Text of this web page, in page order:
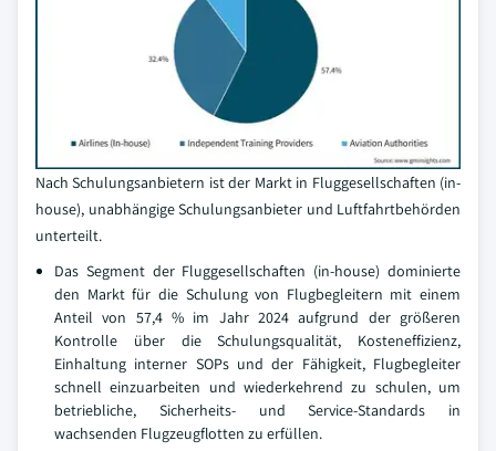
Nach Schulungsanbietern ist der Markt in Fluggesellschaften (in-
house), unabhängige Schulungsanbieter und Luftfahrtbehörden
unterteilt.
Das Segment der Fluggesellschaften (in-house) dominierte
den Markt für die Schulung von Flugbegleitern mit einem
Anteil von 57,4 % im Jahr 2024 aufgrund der größeren
Kontrolle über die Schulungsqualität, Kosteneffizienz,
Einhaltung interner SOPs und der Fähigkeit, Flugbegleiter
schnell einzuarbeiten und wiederkehrend zu schulen, um
betriebliche, Sicherheits- und Service-Standards in
wachsenden Flugzeugflotten zu erfüllen.